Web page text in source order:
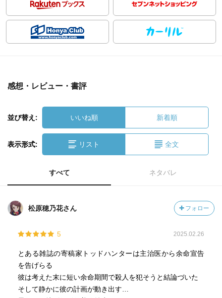
感想・レビュー・書評
並び替え: いいね順 新着順
表示形式: リスト 全文
すべて ネタバレ
松原穂乃花さん フォロー
5 2025.02.26
とある雑誌の寄稿家トッドハンターは主治医から余命宣告
を告げらる
彼は考えた末に短い余命期間で殺人を犯そうと結論づいた
そして静かに彼の計画が動き出す…